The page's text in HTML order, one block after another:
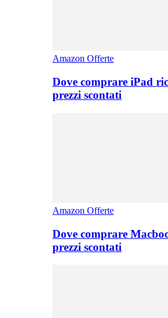
Amazon Offerte
Dove comprare iPad
prezzi scontati
Amazon Offerte
Dove comprare
prezzi scontati